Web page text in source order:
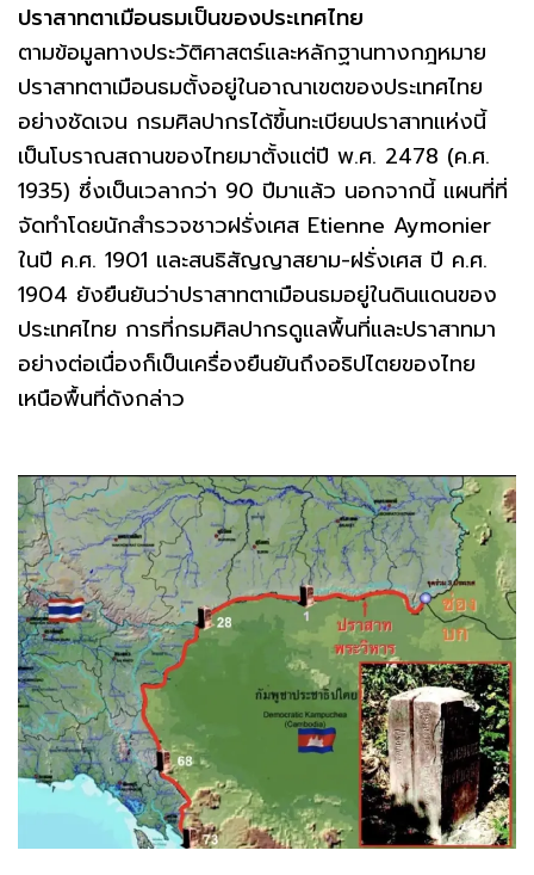
ปราสาทตาเมือนธมเป็นของประเทศไทย
ตามข้อมูลทางประวัติศาสตร์และหลักฐานทางกฎหมาย
ปราสาทตาเมือนธมตั้งอยู่ในอาณาเขตของประเทศไทย
อย่างชัดเจน กรมศิลปากรได้ขึ้นทะเบียนปราสาทแห่งนี้
เป็นโบราณสถานของไทยมาตั้งแต่ปี พ.ศ. 2478 (ค.ศ.
1935) ซึ่งเป็นเวลากว่า 90 ปีมาแล้ว นอกจากนี้ แผนที่ที่
จัดทำโดยนักสำรวจชาวฝรั่งเศส Etienne Aymonier
ในปี ค.ศ. 1901 และสนธิสัญญาสยาม-ฝรั่งเศส ปี ค.ศ.
1904 ยังยืนยันว่าปราสาทตาเมือนธมอยู่ในดินแดนของ
ประเทศไทย การที่กรมศิลปากรดูแลพื้นที่และปราสาทมา
อย่างต่อเนื่องก็เป็นเครื่องยืนยันถึงอธิปไตยของไทย
เหนือพื้นที่ดังกล่าว